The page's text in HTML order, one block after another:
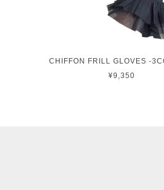
CHIFFON FRILL GLOVES -
¥9,350